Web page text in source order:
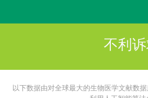
不利
以下数据由对全球最大的生物医学文献数